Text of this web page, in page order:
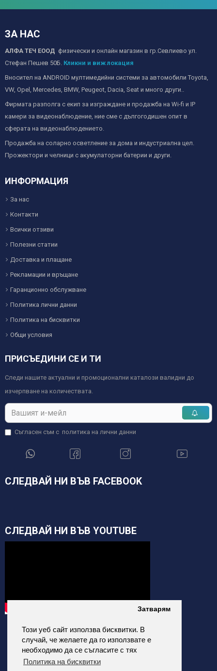
Този уеб сайт използва бисквитки. В
случай, че желаете да го използвате е
необходимо да се съгласите с тях
Политика на бисквитки
Затварям
ЗА НАС
АЛФА ТЕЧ ЕООД физически и онлайн магазин в гр.Севлиево ул.
Стефан Пешев 50Б. Кликни и виж локация
Вносител на ANDROID мултимедийни системи за автомобили Toyota,
VW, Opel, Mercedes, BMW, Peugeot, Dacia, Seat и много други..
Фирмата разполга с екип за изграждане и продажба на Wi-fi и IP
камери за видеонаблюдение, ние сме с дългогодишен опит в
сферата на видеонаблюдението.
Продажба на соларно осветление за дома и индустриална цел.
Прожектори и челници с акумулаторни батерии и други.
ИНФОРМАЦИЯ
За нас
Контакти
Всички отзиви
Полезни статии
Доставка и плащане
Рекламации и връщане
Гаранционно обслужване
Политика лични данни
Политика на бисквитки
Общи условия
ПРИСЪЕДИНИ СЕ И ТИ
Следи нашите актуални и промоционални каталози валидни до
изчерпване на количествата.
Съгласен съм с политика на лични данни
СЛЕДВАЙ НИ ВЪВ FACEBOOK
СЛЕДВАЙ НИ ВЪВ YOUTUBE